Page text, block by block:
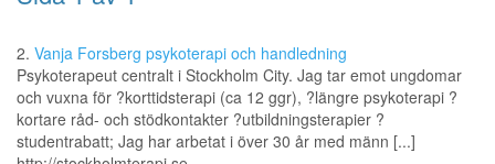
2. Vanja Forsberg psykoterapi och handledning
Psykoterapeut centralt i Stockholm City. Jag tar emot ungdomar
och vuxna för ?korttidsterapi (ca 12 ggr), ?längre psykoterapi ?
kortare råd- och stödkontakter ?utbildningsterapier ?
studentrabatt; Jag har arbetat i över 30 år med männ [...]